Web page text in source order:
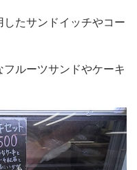
たサンドイッチやコー
ルーツサンドやケーキ